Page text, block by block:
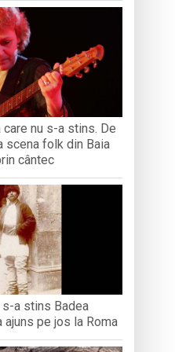
la
diferită
vise”
care nu s-a stins. De
scena folk din Baia
cântec
a stins Badea
ajuns pe jos la Roma